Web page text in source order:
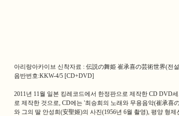
아리랑아카이브 신착자료 : 伝説の舞姫 崔承喜の芸術世界(전
음반번호:KKW-4/5 [CD+DVD]
2011년 11월 일본 킹레코드에서 한정판으로 제작한 CD DVD
로 제작한 것으로, CD에는 '최승희의 노래와 무용음악(崔承
와 그의 딸 안성희(安聖姬)의 사진(1956년 6월 촬영), 평양 형